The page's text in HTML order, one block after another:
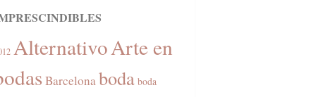
AlternativoArte en
Barcelonaboda boda